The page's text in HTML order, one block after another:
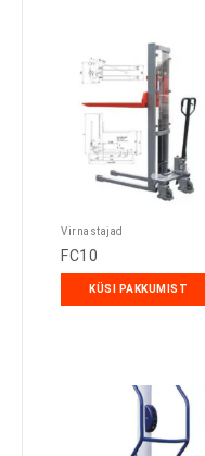
Virnastajad
FC10
KÜSI PAKKUMIST